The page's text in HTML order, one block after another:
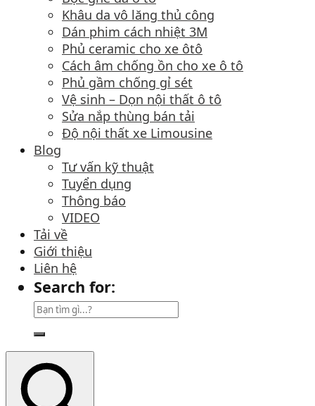
Khâu da vô lăng thủ công
Dán phim cách nhiệt 3M
Phủ ceramic cho xe ôtô
Cách âm chống ồn cho xe ô tô
Phủ gầm chống gỉ sét
Vệ sinh – Dọn nội thất ô tô
Sửa nắp thùng bán tải
Độ nội thất xe Limousine
Blog
Tư vấn kỹ thuật
Tuyển dụng
Thông báo
VIDEO
Tải về
Giới thiệu
Liên hệ
Search for: